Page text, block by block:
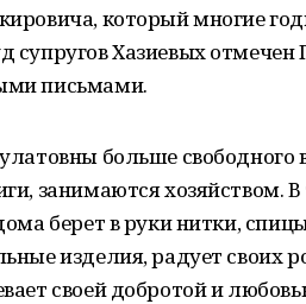
который многие
супругов Хазиевых
письмами.
больше свободного
занимаются хозяйством.
берет в руки нитки,
изделия, радует
своей добротой и